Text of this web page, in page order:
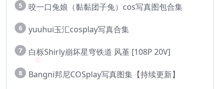
5 咬一口兔娘（黏黏团子兔）cos写真图包合集
6 yuuhui玉汇cosplay写真合集
7 白栎Shirly崩坏星穹铁道 风堇 [108P 20V]
8 Bangni邦尼COSplay写真图集【持续更新】